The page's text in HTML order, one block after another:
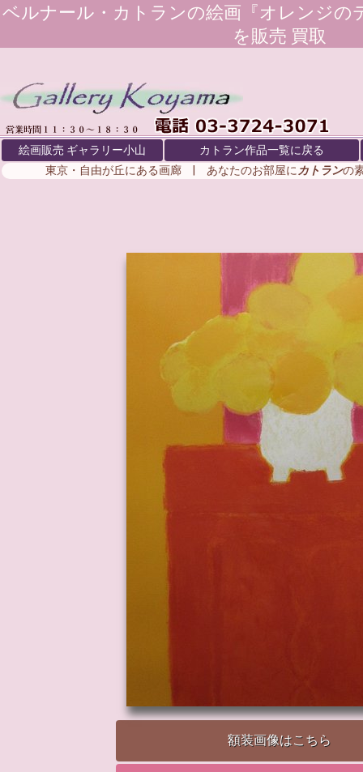
ベルナール・カトランの絵画『オレンジの
を販売 買取
絵画販売 ギャラリー小山
カトラン作品一覧に戻る
東京・自由が丘にある画廊 | あなたのお部屋に カトランの
額装画像はこちら